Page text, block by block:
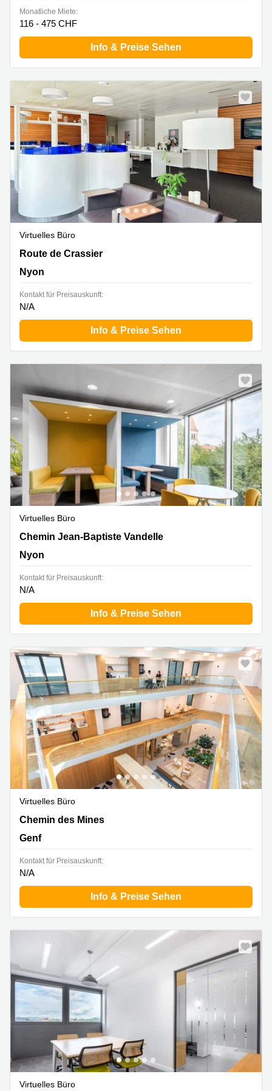
Monatliche Miete:
116 - 475 CHF
Info & Preise Sehen
Virtuelles Büro
Route de Crassier 7,Nyon, Nyon
Route de Crassier
Nyon
Kontakt für Preisauskunft:
N/A
Info & Preise Sehen
Virtuelles Büro
Chemin Jean-Baptiste Vandelle 3A,Lakeside Geneva
Building, 2. Stock,2. Stock, Nyon
Chemin Jean-Baptiste Vandelle
Nyon
Kontakt für Preisauskunft:
N/A
Info & Preise Sehen
Virtuelles Büro
Chemin des Mines 2,Sécheron, Genf
Chemin des Mines
Genf
Kontakt für Preisauskunft:
N/A
Info & Preise Sehen
Virtuelles Büro